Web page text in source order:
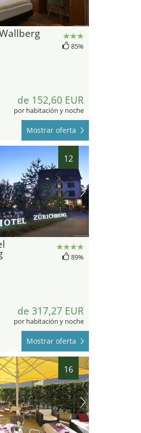
85%
de 152,60 EUR
por habitación y noche
Mostrar oferta
12
89%
de 317,27 EUR
por habitación y noche
Mostrar oferta
16